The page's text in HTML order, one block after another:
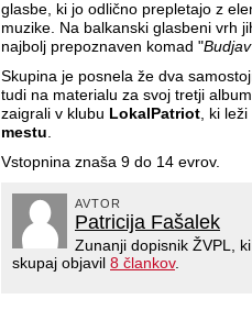
glasbe, ki jo odlično prepletajo z
muzike. Na balkanski glasbeni vrh
najbolj prepoznaven komad "
Skupina je posnela že dva
tudi na materialu za svoj tretji
zaigrali v klubu LokalPatriot, ki
mestu.
Vstopnina znaša 9 do 14 evrov.
AVTOR
Patricija Fašalek
Zunanji dopisnik ŽVPL,
skupaj objavil 8 člankov.